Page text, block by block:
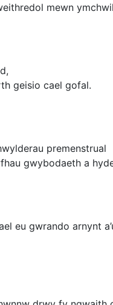
mewn
geisio cael gofal.
premenstrual
gwybodaeth a
eu gwrando arnynt